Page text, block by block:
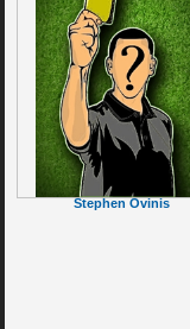
Stephen Ovinis